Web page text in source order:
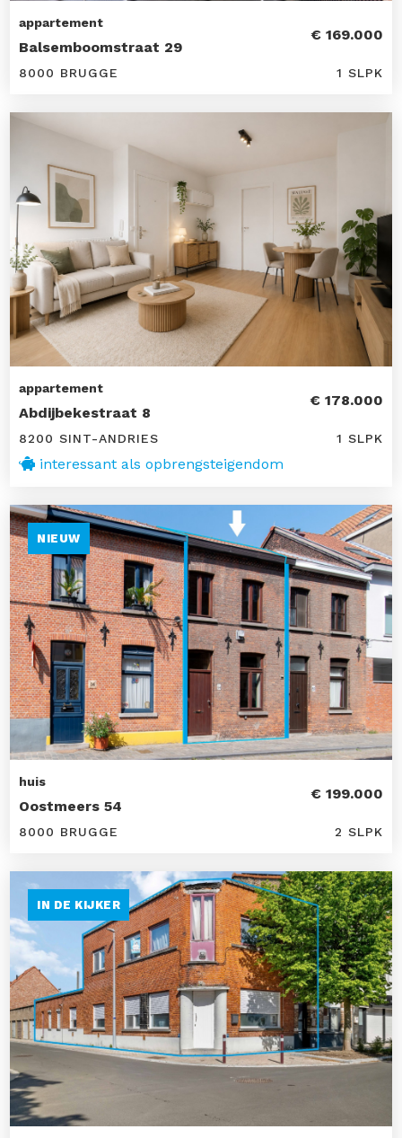
appartement
Balsemboomstraat 29
€ 169.000
8000 BRUGGE 1 SLPK
appartement
Abdijbekestraat 8
€ 178.000
8200 SINT-ANDRIES 1 SLPK
interessant als opbrengsteigendom
NIEUW
huis
Oostmeers 54
€ 199.000
8000 BRUGGE 2 SLPK
IN DE KIJKER